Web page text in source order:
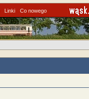
Linki Co nowego